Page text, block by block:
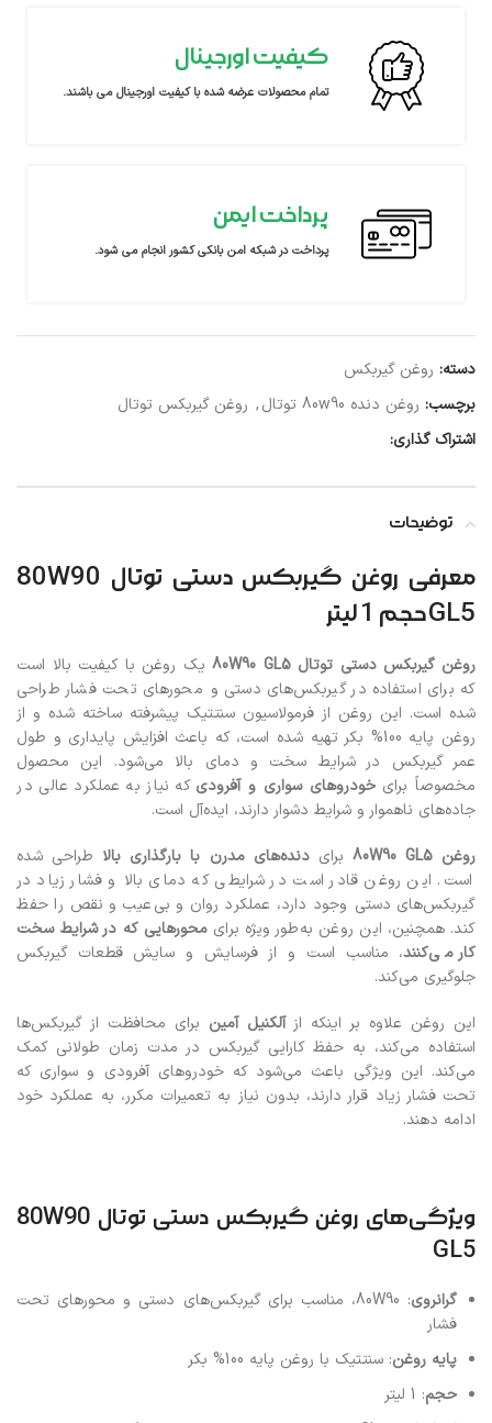
کیفیت اورجینال
تمام محصولات عرضه شده با کیفیت اورجینال می باشند.
پرداخت ایمن
پرداخت در شبکه امن بانکی کشور انجام می شود.
دسته: روغن گیربکس
برچسب: روغن دنده 80w90 توتال , روغن گیربکس توتال
اشتراک گذاری:
توضیحات
معرفی روغن گیربکس دستی توتال 80W90
GL5 حجم 1 لیتر
روغن گیربکس دستی توتال 80W90 GL5
یک روغن با کیفیت بالا است
که برای استفاده در گیربکس‌های دستی و محورهای تحت فشار طراحی
شده است. این روغن از فرمولاسیون سنتتیک پیشرفته ساخته شده و از
روغن پایه 100% بکر تهیه شده است، که باعث افزایش پایداری و طول
عمر گیربکس در شرایط سخت و دمای بالا می‌شود. این محصول
مخصوصاً برایخودروهای سواری و آفرودی که نیاز به عملکرد عالی در
جاده‌های ناهموار و شرایط دشوار دارند، ایده‌آل است.
روغن 80W90 GL5
برایدنده‌های مدرن با بارگذاری بالا طراحی شده
است. این روغن قادر است در شرایطی که دمای بالا و فشار زیاد در
گیربکس‌های دستی وجود دارد، عملکرد روان و بی‌عیب و نقص را حفظ
کند. همچنین، این روغن به‌طور ویژه برایمحورهایی که در شرایط سخت
کار می‌کنند، مناسب است و از فرسایش و سایش قطعات گیربکس
جلوگیری می‌کند.
این روغن علاوه بر اینکه ازآلکنیل آمین برای محافظت از گیربکس‌ها
استفاده می‌کند، به حفظ کارایی گیربکس در مدت زمان طولانی کمک
می‌کند. این ویژگی باعث می‌شود که خودروهای آفرودی و سواری که
تحت فشار زیاد قرار دارند، بدون نیاز به تعمیرات مکرر، به عملکرد خود
ادامه دهند.
ویژگی‌های روغن گیربکس دستی توتال 80W90
GL5
گرانروی
: 80W90، مناسب برای گیربکس‌های دستی و محورهای تحت
فشار
پایه روغن: سنتتیک با روغن پایه 100% بکر
حجم: 1 لیتر